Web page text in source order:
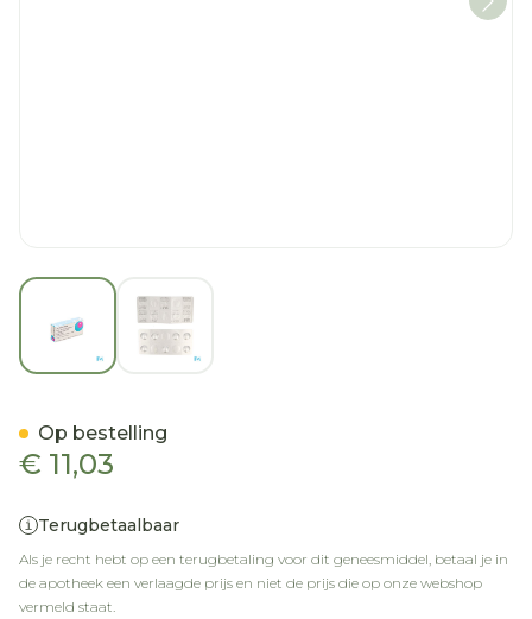
View larger imageView larger image
€ 11,03
Terugbetaalbaar
Als je recht hebt op een terugbetaling voor dit geneesmiddel, betaal je in
de apotheek een verlaagde prijs en niet de prijs die op onze webshop
vermeld staat.
Op bestelling